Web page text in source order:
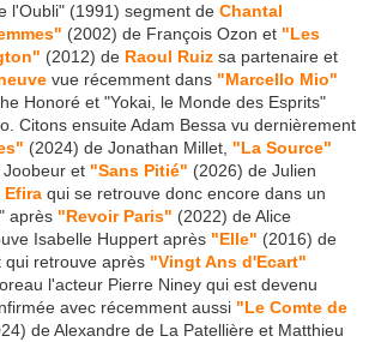
l'Oubli" (1991) segment de Chantal
(2002) de François Ozon et "Les
(2012) de Raoul Ruiz sa partenaire et
vue récemment dans "Marcello Mio"
Honoré et "Yokai, le Monde des Esprits"
Citons ensuite Adam Bessa vu dernièrement
(2024) de Jonathan Millet, "La Source"
et "Sans Pitié" (2026) de Julien
Efira qui se retrouve donc encore dans un
après "Revoir Paris" (2022) de Alice
Isabelle Huppert après "Elle" (2016) de
qui retrouve après "Vingt Ans d'Ecart"
l'acteur Pierre Niney qui est devenu
avec récemment aussi "Le Comte de
de Alexandre de La Patellière et Matthieu